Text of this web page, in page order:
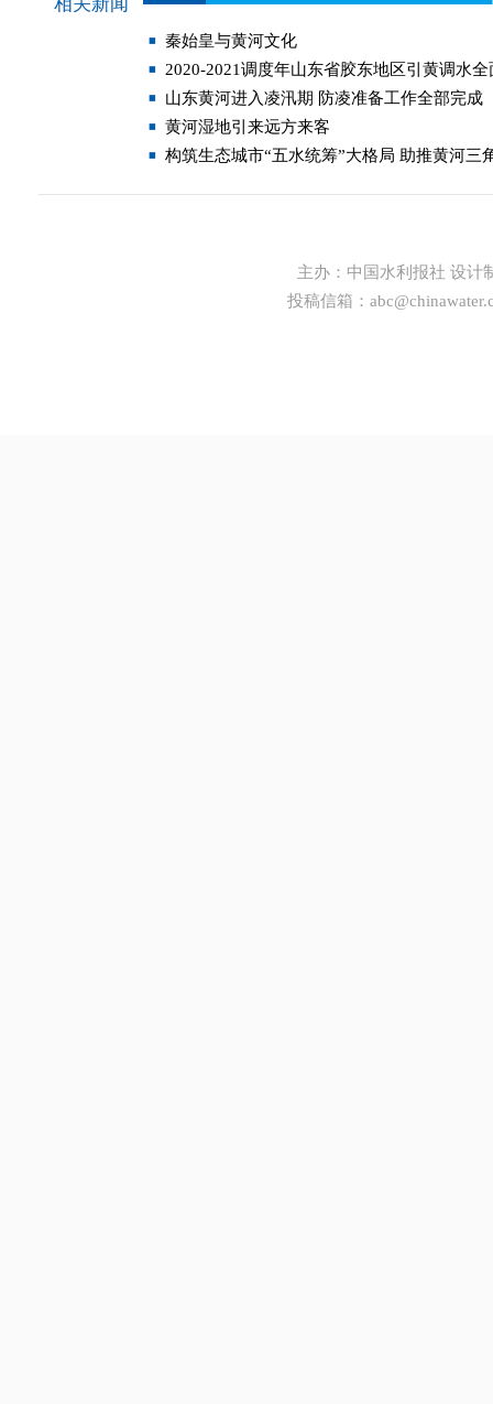
秦始皇与黄河文化
2020-2021调度年山东省胶东地区引黄调水全
山东黄河进入凌汛期 防凌准备工作全部完成
黄河湿地引来远方来客
构筑生态城市“五水统筹”大格局 助推黄河三
主办： 中国水利报社 设计
投稿信箱：